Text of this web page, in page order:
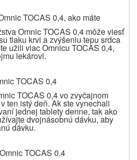
TOCAS 0,4, ako máte
Omnic TOCAS 0,4 môže viesť
tlaku krvi a zvýšeniu tepu srdca
užili viac Omnicu TOCAS 0,4,
lekárovi.
TOCAS 0,4
TOCAS 0,4 vo zvyčajnom
ten istý deň. Ak ste vynechali
jednej tablety denne, tak ako
dvojnásobnú dávku, aby
dávku.
TOCAS 0,4